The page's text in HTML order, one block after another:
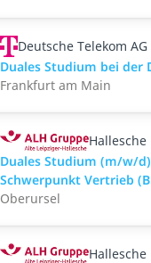
Deutsche Telekom AG
Duales Studium bei der
Frankfurt am Main
Duales Studium (m/w/
Schwerpunkt Vertrieb
Oberursel